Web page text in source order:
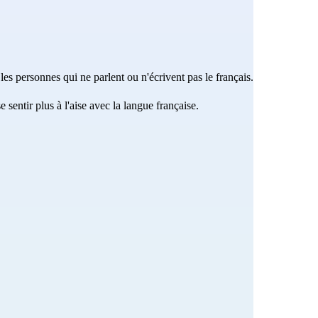
personnes qui ne parlent ou n'écrivent pas le français.
plus à l'aise avec la langue française.